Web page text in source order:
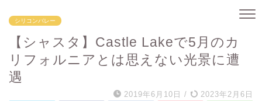
シリコンバレー
【シャスタ】Castle Lakeで5月のカ
リフォルニアとは思えない光景に遭
遇
2019年6月10日 / 2023年2月6日